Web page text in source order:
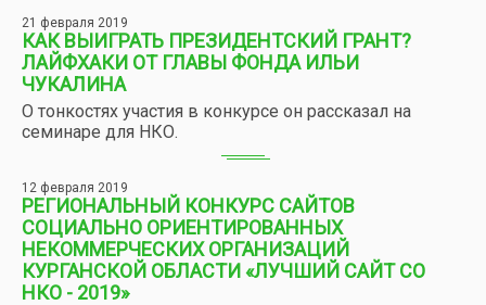
21 февраля 2019
КАК ВЫИГРАТЬ ПРЕЗИДЕНТСКИЙ ГРАНТ?
ЛАЙФХАКИ ОТ ГЛАВЫ ФОНДА ИЛЬИ
ЧУКАЛИНА
О тонкостях участия в конкурсе он рассказал на
семинаре для НКО.
12 февраля 2019
РЕГИОНАЛЬНЫЙ КОНКУРС САЙТОВ
СОЦИАЛЬНО ОРИЕНТИРОВАННЫХ
НЕКОММЕРЧЕСКИХ ОРГАНИЗАЦИЙ
КУРГАНСКОЙ ОБЛАСТИ «ЛУЧШИЙ САЙТ СО
НКО - 2019»